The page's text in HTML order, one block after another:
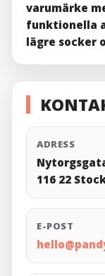
varumärke
funktionella
lägre socker
ADRESS
116 22
E-POST